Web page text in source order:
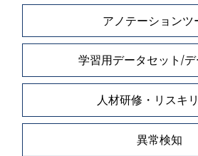
アノテーションツ
学習用データセット/
人材研修・リスキ
異常検知